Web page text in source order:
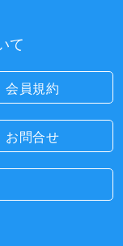
て
会員規約
お問合せ